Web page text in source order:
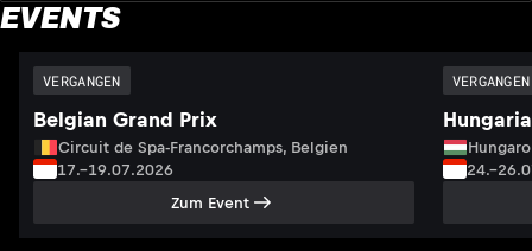
EVENTS
VERGANGEN
Belgian Grand Prix
Circuit de Spa-Francorchamps, Belgien
17.–19.07.2026
Zum Event
VERGANGEN